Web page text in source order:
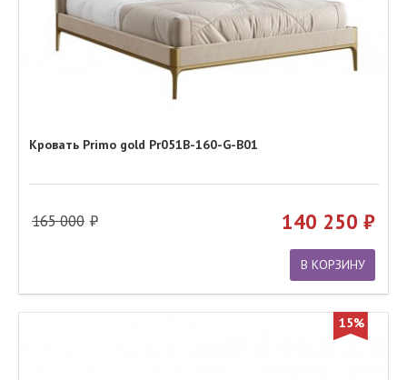
Кровать Primo gold Pr051B-160-G-B01
165 000 140 250
В КОРЗИНУ
15%